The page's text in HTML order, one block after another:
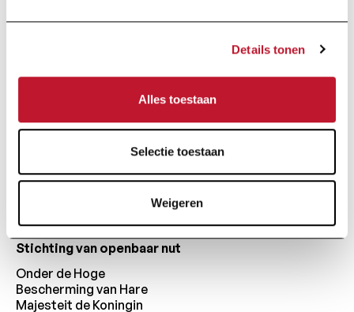
Details tonen
Alles toestaan
Selectie toestaan
Weigeren
privacybeleid.
Stichting van openbaar nut
Onder de Hoge
Bescherming van Hare
Majesteit de Koningin